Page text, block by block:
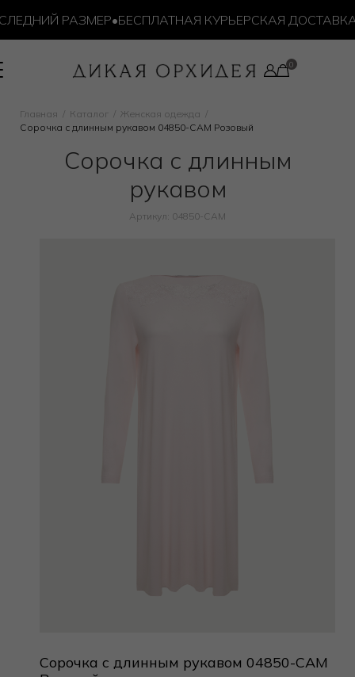
РАЗМЕР•БЕСПЛАТНАЯ КУРЬЕРСКАЯ ДОСТАВКА
Главная Каталог
Женская одежда
Сорочка с длинным рукавом 04850-CAM Розовый
Сорочка с длинным
рукавом
Артикул: 04850-CAM
Сорочка с длинным рукавом 04850-CAM